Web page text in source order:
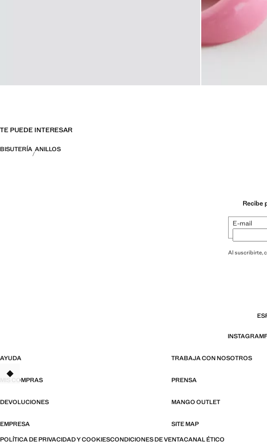
TE PUEDE INTERESAR
BISUTERÍA ANILLOS
Recibe
E-mail
Al suscribirte,
INSTAGRAM
AYUDA TRABAJA CON NOSOTROS
MIS COMPRAS PRENSA
DEVOLUCIONES MANGO OUTLET
EMPRESA SITE MAP
POLÍTICA DE PRIVACIDAD Y COOKIESCONDICIONES DE VENTACANAL ÉTICO